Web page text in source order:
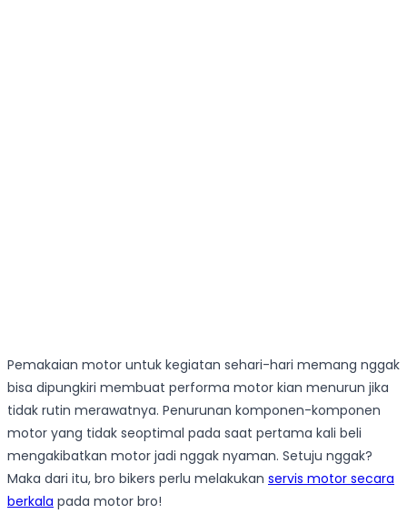
Pemakaian motor untuk kegiatan sehari-hari memang nggak
bisa dipungkiri membuat performa motor kian menurun jika
tidak rutin merawatnya. Penurunan komponen-komponen
motor yang tidak seoptimal pada saat pertama kali beli
mengakibatkan motor jadi nggak nyaman. Setuju nggak?
Maka dari itu, bro bikers perlu melakukan servis motor secara
berkala pada motor bro!